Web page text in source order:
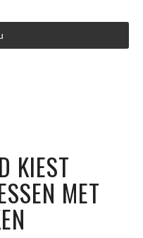
KIEST
MET